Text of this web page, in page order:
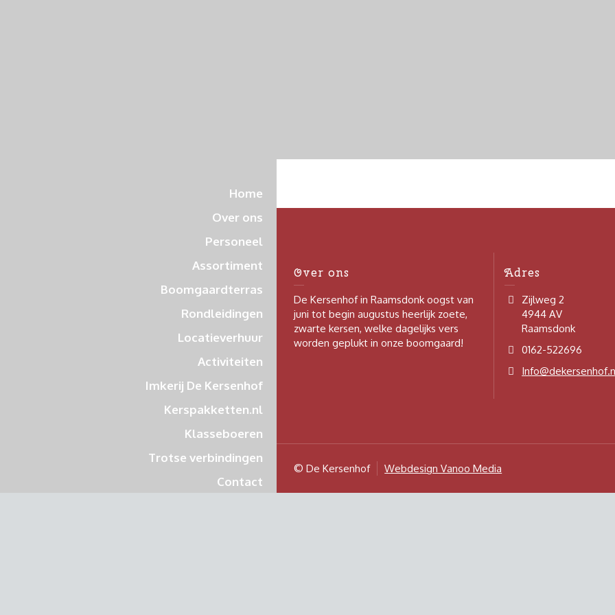
Home
Over ons
Personeel
Assortiment
Boomgaardterras
Rondleidingen
Locatieverhuur
Activiteiten
Imkerij De Kersenhof
Kerspakketten.nl
Klasseboeren
Trotse verbindingen
Contact
Over ons
De Kersenhof in Raamsdonk oogst van
juni tot begin augustus heerlijk zoete,
zwarte kersen, welke dagelijks vers
worden geplukt in onze boomgaard!
Adres
Zijlweg 2
4944 AV
Raamsdonk
0162-522696
© De Kersenhof Webdesign Vanoo Media